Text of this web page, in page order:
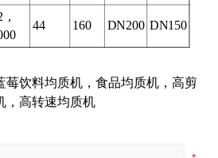
，
44 160 DN200 DN150
莓饮料均质机，食品均质机，高剪
，高转速均质机